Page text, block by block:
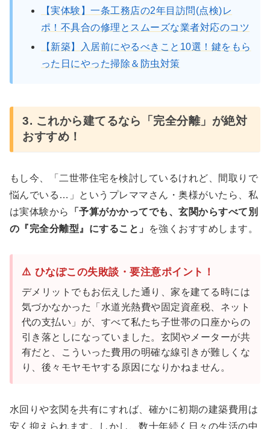
【実体験】一条工務店の2年目訪問(点検)レ
ポ！不具合の修理とスムーズな業者対応のコツ
【新築】入居前にやるべきこと10選！鍵をもら
った日にやった掃除＆防虫対策
3. これから建てるなら「完全分離」が絶対
おすすめ！
もし今、「二世帯住宅を検討しているけれど、間取りで
悩んでいる…」というプレママさん・奥様がいたら、私
は実体験から
「予算がかかってでも、玄関からすべて別
の『完全分離型』にすること」
を強くおすすめします。
⚠️ ひなぽこの失敗談・要注意ポイント！
デメリットでもお伝えした通り、家を建てる時には
気づかなかった「水道光熱費や固定資産税、ネット
代の支払い」が、すべて私たち子世帯の口座からの
引き落としになっていました。玄関やメーターが共
有だと、こういった費用の明確な線引きが難しくな
り、後々モヤモヤする原因になりかねません。
水回りや玄関を共有にすれば、確かに初期の建築費用は
安く抑えられます。しかし、数十年続く日々の生活の中